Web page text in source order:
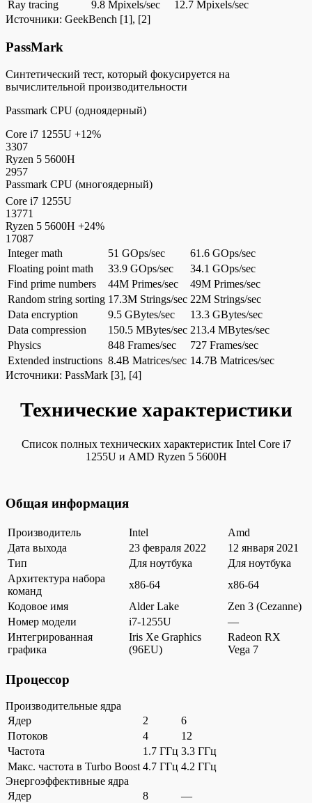
Ray tracing 9.8 Mpixels/sec
12.7 Mpixels/sec
Источники: GeekBench [1], [2]
PassMark
Синтетический тест, который фокусируется на
вычислительной производительности
Passmark CPU (одноядерный)
Core i7 1255U +12%
3307
Ryzen 5 5600H
2957
Passmark CPU (многоядерный)
Core i7 1255U
13771
Ryzen 5 5600H +24%
17087
Integer math
51 GOps/sec
61.6 GOps/sec
Floating point math
33.9 GOps/sec
34.1 GOps/sec
Find prime numbers
44M Primes/sec
49M Primes/sec
Random string sorting 17.3M Strings/sec 22M Strings/sec
Data encryption
9.5 GBytes/sec
13.3 GBytes/sec
Data compression
150.5 MBytes/sec 213.4 MBytes/sec
Physics
848 Frames/sec
727 Frames/sec
Extended instructions 8.4B Matrices/sec 14.7B Matrices/sec
Источники: PassMark [3], [4]
Технические характеристики
Список полных технических характеристик Intel Core i7
1255U и AMD Ryzen 5 5600H
Общая информация
Производитель Intel
Amd
Дата выхода
23 февраля 2022
12 января 2021
Тип
Для ноутбука
Для ноутбука
Архитектура набора
команд
x86-64
x86-64
Кодовое имя
Alder Lake
Zen 3 (Cezanne)
Номер модели
i7-1255U
—
Интегрированная
графика
Iris Xe Graphics
(96EU)
Radeon RX
Vega 7
Процессор
Производительные ядра
Ядер
2
6
Потоков
4
12
Частота
1.7 ГГц 3.3 ГГц
Макс. частота в Turbo Boost 4.7 ГГц 4.2 ГГц
Энергоэффективные ядра
Ядер
8
—